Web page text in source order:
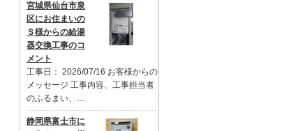
宮城県仙台市泉
区にお住まいの
Ｓ様からの給湯
器交換工事のコ
メント
工事日： 2026/07/16 お客様からの
メッセージ 工事内容、工事担当者
のふるまい、…
静岡県富士市に